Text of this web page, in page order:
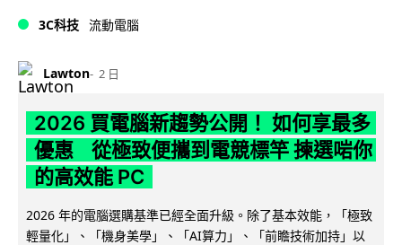
3C科技 流動電腦
Lawton 2 日
2026 買電腦新趨勢公開！ 如何享最多
優惠 從極致便攜到電競標竿 揀選啱你
的高效能 PC
2026 年的電腦選購基準已經全面升級。除了基本效能，「極致
輕量化」、「機身美學」、「AI算力」、「前瞻技術加持」以